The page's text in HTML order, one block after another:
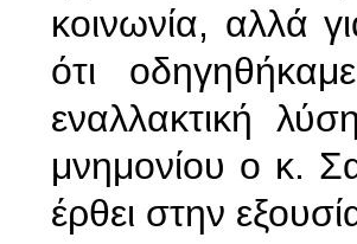
κοινωνία, αλλά
ότι
εναλλακτική
μνημονίου ο κ.
έρθει στην